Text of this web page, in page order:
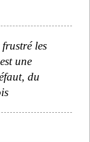
les
une
du
Unis
à